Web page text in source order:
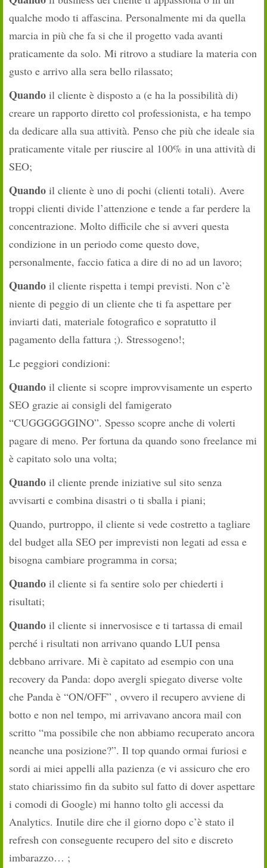
qualche modo ti affascina. Personalmente mi da quella
marcia in più che fa si che il progetto vada avanti
praticamente da solo. Mi ritrovo a studiare la materia con
gusto e arrivo alla sera bello rilassato;
Quando il cliente è disposto a (e ha la possibilità di)
creare un rapporto diretto col professionista, e ha tempo
da dedicare alla sua attività. Penso che più che ideale sia
praticamente vitale per riuscire al 100% in una attività di
SEO;
Quando il cliente è uno di pochi (clienti totali). Avere
troppi clienti divide l’attenzione e tende a far perdere la
concentrazione. Molto difficile che si avveri questa
condizione in un periodo come questo dove,
personalmente, faccio fatica a dire di no ad un lavoro;
Quando il cliente rispetta i tempi previsti. Non c’è
niente di peggio di un cliente che ti fa aspettare per
inviarti dati, materiale fotografico e sopratutto il
pagamento della fattura ;). Stressogeno!;
Le peggiori condizioni:
Quando il cliente si scopre improvvisamente un esperto
SEO grazie ai consigli del famigerato
“CUGGGGGGINO”. Spesso scopre anche di volerti
pagare di meno. Per fortuna da quando sono freelance mi
è capitato solo una volta;
Quando il cliente prende iniziative sul sito senza
avvisarti e combina disastri o ti sballa i piani;
Quando, purtroppo, il cliente si vede costretto a tagliare
del budget alla SEO per imprevisti non legati ad essa e
bisogna cambiare programma in corsa;
Quando il cliente si fa sentire solo per chiederti i
risultati;
Quando il cliente si innervosisce e ti tartassa di email
perché i risultati non arrivano quando LUI pensa
debbano arrivare. Mi è capitato ad esempio con una
recovery da Panda: dopo avergli spiegato diverse volte
che Panda è “ON/OFF” , ovvero il recupero avviene di
botto e non nel tempo, mi arrivavano ancora mail con
scritto “ma possibile che non abbiamo recuperato ancora
neanche una posizione?”. Il top quando ormai furiosi e
sordi ai miei appelli alla pazienza (e vi assicuro che ero
stato chiarissimo fin da subito sul fatto di dover aspettare
i comodi di Google) mi hanno tolto gli accessi da
Analytics. Inutile dire che il giorno dopo c’è stato il
refresh con conseguente recupero del sito e discreto
imbarazzo… ;